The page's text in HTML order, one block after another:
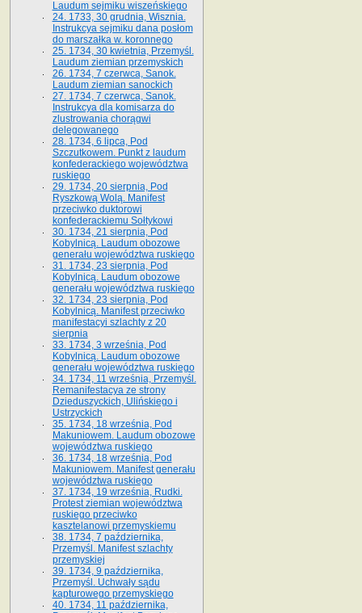
Laudum sejmiku wiszeńskiego
24. 1733, 30 grudnia, Wisznia.
Instrukcya sejmiku dana posłom
do marszałka w. koronnego
25. 1734, 30 kwietnia, Przemyśl.
Laudum ziemian przemyskich
26. 1734, 7 czerwca, Sanok.
Laudum ziemian sanockich
27. 1734, 7 czerwca, Sanok.
Instrukcya dla komisarza do
zlustrowania chorągwi
delegowanego
28. 1734, 6 lipca, Pod
Szczutkowem. Punkt z laudum
konfederackiego województwa
ruskiego
29. 1734, 20 sierpnia, Pod
Ryszkową Wolą. Manifest
przeciwko duktorowi
konfederackiemu Sołtykowi
30. 1734, 21 sierpnia, Pod
Kobylnicą. Laudum obozowe
generału województwa ruskiego
31. 1734, 23 sierpnia, Pod
Kobylnicą. Laudum obozowe
generału województwa ruskiego
32. 1734, 23 sierpnia, Pod
Kobylnicą. Manifest przeciwko
manifestacyi szlachty z 20
sierpnia
33. 1734, 3 września, Pod
Kobylnicą. Laudum obozowe
generału województwa ruskiego
34. 1734, 11 września, Przemyśl.
Remanifestacya ze strony
Dzieduszyckich, Ulińskiego i
Ustrzyckich
35. 1734, 18 września, Pod
Makuniowem. Laudum obozowe
województwa ruskiego
36. 1734, 18 września, Pod
Makuniowem. Manifest generału
województwa ruskiego
37. 1734, 19 września, Rudki.
Protest ziemian województwa
ruskiego przeciwko
kasztelanowi przemyskiemu
38. 1734, 7 października,
Przemyśl. Manifest szlachty
przemyskiej
39. 1734, 9 października,
Przemyśl. Uchwały sądu
kapturowego przemyskiego
40. 1734, 11 października,